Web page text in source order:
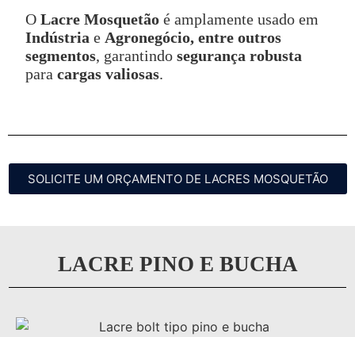
O Lacre Mosquetão é amplamente usado em
Indústria e Agronegócio, entre outros
segmentos, garantindo segurança robusta
para cargas valiosas.
SOLICITE UM ORÇAMENTO DE LACRES MOSQUETÃO
LACRE PINO E BUCHA